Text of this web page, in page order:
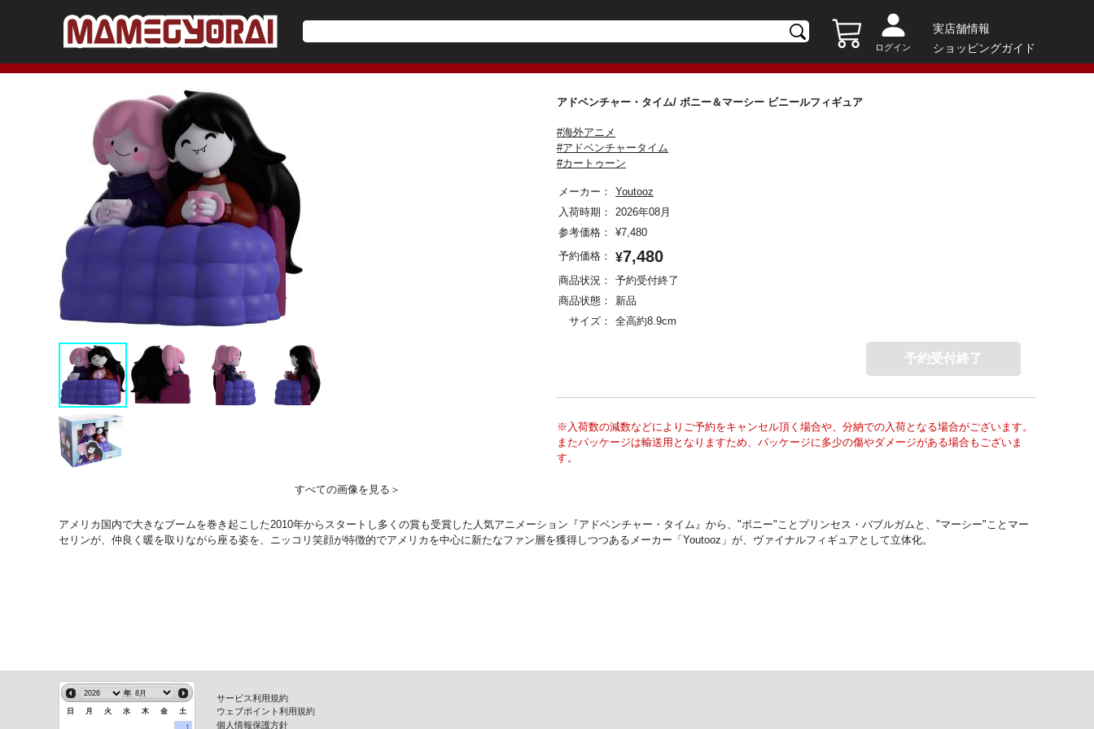
ログイン
実店舗情報
ショッピングガイド
すべての画像を見る＞
アドベンチャー・タイム/ ボニー＆マーシー ビニールフィギュア
#海外アニメ
#アドベンチャータイム
#カートゥーン
メーカー：
Youtooz
入荷時期：
2026年08月
参考価格：
¥7,480
予約価格：
¥7,480
商品状況：
予約受付終了
商品状態：
新品
サイズ：
全高約8.9cm
予約受付終了
※入荷数の減数などによりご予約をキャンセル頂く場合や、分納での入荷となる場合がございます。
またパッケージは輸送用となりますため、パッケージに多少の傷やダメージがある場合もございま
す。
アメリカ国内で大きなブームを巻き起こした2010年からスタートし多くの賞も受賞した人気アニメーション『アドベンチャー・タイム』から、"ボニー"ことプリンセス・バブルガムと、"マーシー"ことマー
セリンが、仲良く暖を取りながら座る姿を、ニッコリ笑顔が特徴的でアメリカを中心に新たなファン層を獲得しつつあるメーカー「Youtooz」が、ヴァイナルフィギュアとして立体化。
年
日 月 火 水 木 金
土
1
サービス利用規約
ウェブポイント利用規約
個人情報保護方針